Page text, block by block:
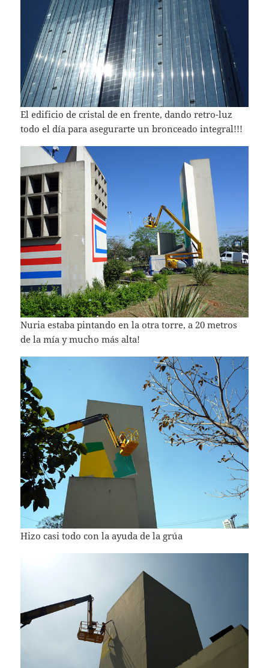
El edificio de cristal de en frente, dando retro-luz
todo el día para asegurarte un bronceado integral!!!
Nuria estaba pintando en la otra torre, a 20 metros
de la mía y mucho más alta!
Hizo casi todo con la ayuda de la grúa